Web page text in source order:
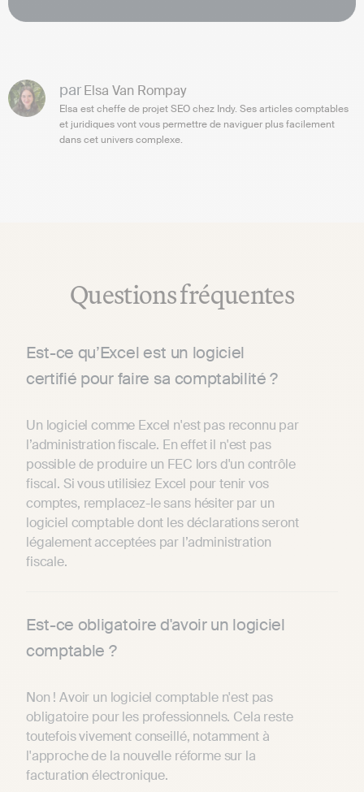
parElsa Van Rompay
Elsa est cheffe de projet SEO chez Indy. Ses articles comptables
et juridiques vont vous permettre de naviguer plus facilement
dans cet univers complexe.
Questions fréquentes
Est-ce qu’Excel est un logiciel
certifié pour faire sa comptabilité ?
Un logiciel comme Excel n'est pas reconnu par
l’administration fiscale. En effet il n'est pas
possible de produire un FEC lors d'un contrôle
fiscal. Si vous utilisiez Excel pour tenir vos
comptes, remplacez-le sans hésiter par un
logiciel comptable dont les déclarations seront
légalement acceptées par l’administration
fiscale.
Est-ce obligatoire d'avoir un logiciel
comptable ?
Non ! Avoir un logiciel comptable n'est pas
obligatoire pour les professionnels. Cela reste
toutefois vivement conseillé, notamment à
l'approche de la nouvelle réforme sur la
facturation électronique.